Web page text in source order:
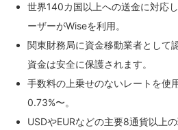
世界140カ国以上への送金に対応
ーザーがWiseを利用。
関東財務局に資金移動業者として
資金は安全に保護されます。
手数料の上乗せのないレートを使
0.73%〜。
USDやEURなどの主要8通貨以上